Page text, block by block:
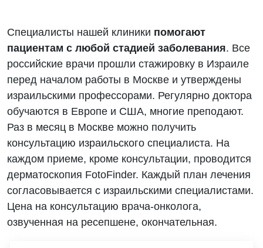
Специалисты нашей клиники помогают
пациентам с любой стадией заболевания. Все
российские врачи прошли стажировку в Израиле
перед началом работы в Москве и утверждены
израильскими профессорами. Регулярно доктора
обучаются в Европе и США, многие преподают.
Раз в месяц в Москве можно получить
консультацию израильского специалиста. На
каждом приеме, кроме консультации, проводится
дерматоскопия FotoFinder. Каждый план лечения
согласовывается с израильскими специалистами.
Цена на консультацию врача-онколога,
озвученная на ресепшене, окончательная.